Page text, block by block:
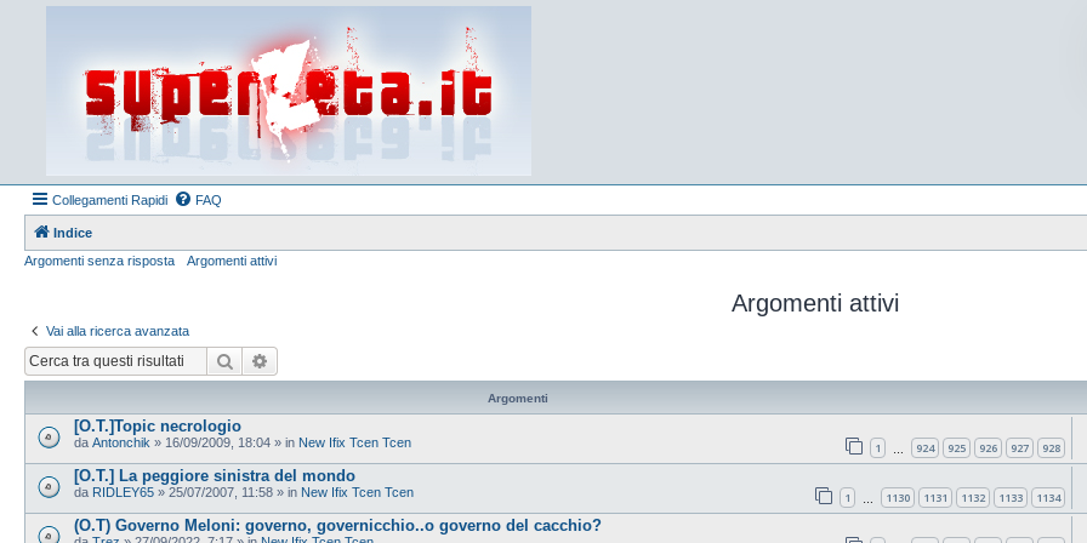
Collegamenti Rapidi FAQ
Indice
Argomenti senza risposta
Argomenti attivi
Argomenti attivi
Vai alla ricerca avanzata
Cerca
Argomenti
[O.T.]Topic necrologio
da Antonchik » 16/09/2009, 18:04 » in New Ifix Tcen Tcen 1 924 925 926 927 928
[O.T.] La peggiore sinistra del mondo
da RIDLEY65 » 25/07/2007, 11:58 » in New Ifix Tcen Tcen 1 1130 1131 1132 1133 1134
(O.T) Governo Meloni: governo, governicchio..o governo del cacchio?